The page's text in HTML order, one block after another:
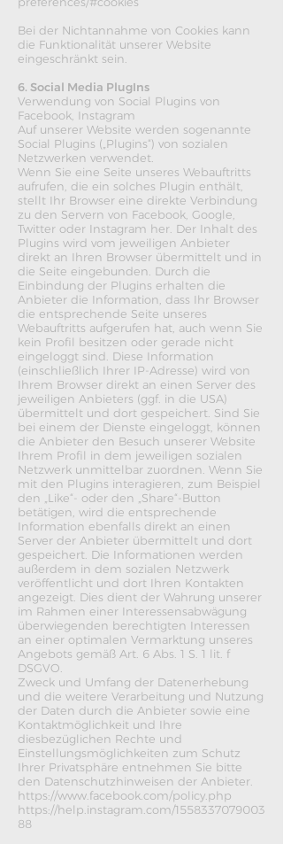
Bei der Nichtannahme von Cookies kann
die Funktionalität unserer Website
eingeschränkt sein.
6. Social Media PlugIns
Verwendung von Social Plugins von
Facebook, Instagram
Auf unserer Website werden sogenannte
Social Plugins („Plugins“) von sozialen
Netzwerken verwendet.
Wenn Sie eine Seite unseres Webauftritts
aufrufen, die ein solches Plugin enthält,
stellt Ihr Browser eine direkte Verbindung
zu den Servern von Facebook, Google,
Twitter oder Instagram her. Der Inhalt des
Plugins wird vom jeweiligen Anbieter
direkt an Ihren Browser übermittelt und in
die Seite eingebunden. Durch die
Einbindung der Plugins erhalten die
Anbieter die Information, dass Ihr Browser
die entsprechende Seite unseres
Webauftritts aufgerufen hat, auch wenn Sie
kein Profil besitzen oder gerade nicht
eingeloggt sind. Diese Information
(einschließlich Ihrer IP-Adresse) wird von
Ihrem Browser direkt an einen Server des
jeweiligen Anbieters (ggf. in die USA)
übermittelt und dort gespeichert. Sind Sie
bei einem der Dienste eingeloggt, können
die Anbieter den Besuch unserer Website
Ihrem Profil in dem jeweiligen sozialen
Netzwerk unmittelbar zuordnen. Wenn Sie
mit den Plugins interagieren, zum Beispiel
den „Like“- oder den „Share“-Button
betätigen, wird die entsprechende
Information ebenfalls direkt an einen
Server der Anbieter übermittelt und dort
gespeichert. Die Informationen werden
außerdem in dem sozialen Netzwerk
veröffentlicht und dort Ihren Kontakten
angezeigt. Dies dient der Wahrung unserer
im Rahmen einer Interessensabwägung
überwiegenden berechtigten Interessen
an einer optimalen Vermarktung unseres
Angebots gemäß Art. 6 Abs. 1 S. 1 lit. f
DSGVO.
Zweck und Umfang der Datenerhebung
und die weitere Verarbeitung und Nutzung
der Daten durch die Anbieter sowie eine
Kontaktmöglichkeit und Ihre
diesbezüglichen Rechte und
Einstellungsmöglichkeiten zum Schutz
Ihrer Privatsphäre entnehmen Sie bitte
den Datenschutzhinweisen der Anbieter.
https://www.facebook.com/policy.php
https://help.instagram.com/1558337079003
88